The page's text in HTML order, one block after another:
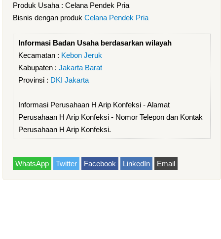
Produk Usaha : Celana Pendek Pria
Bisnis dengan produk Celana Pendek Pria
Informasi Badan Usaha berdasarkan wilayah
Kecamatan : Kebon Jeruk
Kabupaten : Jakarta Barat
Provinsi : DKI Jakarta
Informasi Perusahaan H Arip Konfeksi - Alamat
Perusahaan H Arip Konfeksi - Nomor Telepon dan Kontak
Perusahaan H Arip Konfeksi.
WhatsApp Twitter Facebook LinkedIn Email